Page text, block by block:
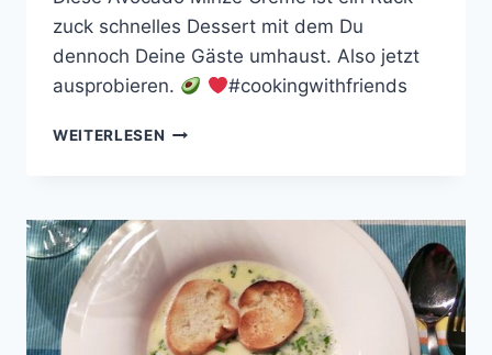
zuck schnelles Dessert mit dem Du
dennoch Deine Gäste umhaust. Also jetzt
ausprobieren.
#cookingwithfriends
WEITERLESEN AVOCADO